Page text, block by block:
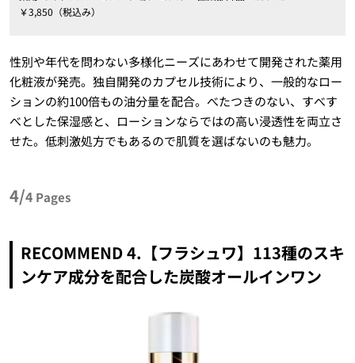
￥3,850（税込み）
性別や年代を問わない多様化ニーズにあわせて開発された薬用
化粧液が発売。独自開発のカプセル技術により、一般的なロー
ションの約100倍もの油分量を配合。べたつきのない、すべす
べとした保湿感と、ローションならではの高い浸透性を両立さ
せた。低刺激処方でもあるので肌質を選ばないのも魅力。
4/4 Pages
RECOMMEND 4.【フラシュワ】113種のスキ
ンケア成分を配合した炭酸オールインワン